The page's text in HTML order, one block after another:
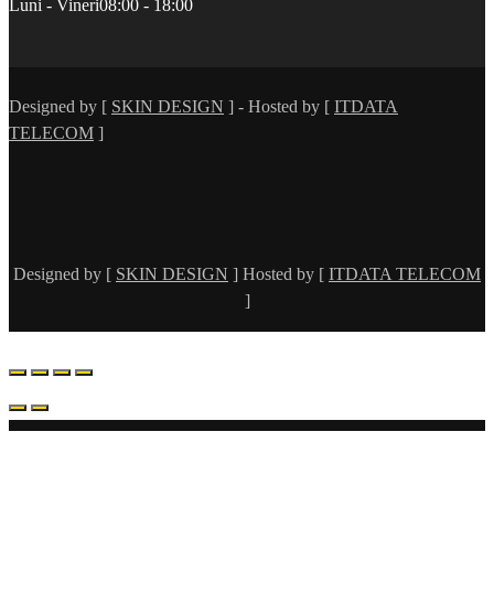
Luni - Vineri08:00 - 18:00
Designed by [ SKIN DESIGN ] - Hosted by [ ITDATA
TELECOM ]
Designed by [ SKIN DESIGN ] Hosted by [ ITDATA TELECOM
]